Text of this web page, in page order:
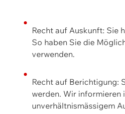
Recht auf Auskunft: Sie
So haben Sie die
verwenden.
Recht auf Berichtigung:
werden. Wir informieren
unverhältnismässigem